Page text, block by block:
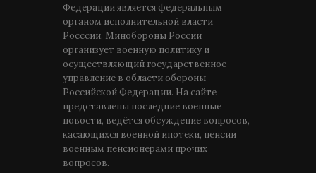
Федерации является федеральным
органом исполнительной власти
Росссии. Минобороны России
организует военную политику и
осуществляющий государственное
управление в области обороны
Российской Федерации. На сайте
представлены последние военные
новости, ведётся обсуждение вопросов,
касающихся военной ипотеки, пенсии
военным пенсионерами прочих
вопросов.